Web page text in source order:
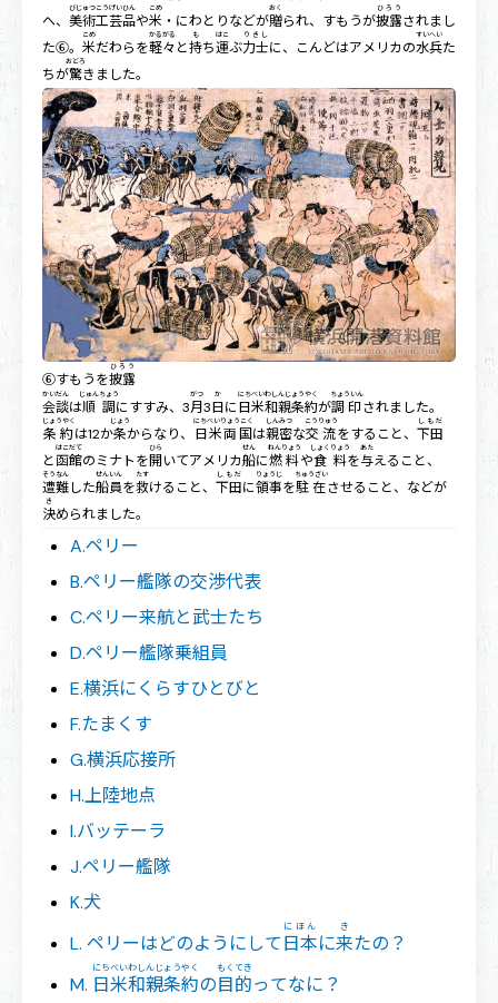
へ、 美術工芸品
びじゅつこうげいひん
や米
こめ
・にわとりなどが贈
おく
られ、すもうが披露
ひろう
されまし
た⑥。 米
こめ
だわらを軽々
かるがる
と持
も
ち運
はこ
ぶ力士
りきし
に、こんどはアメリカの水兵
すいへい
た
ちが驚
おどろ
きました。
⑥すもうを披露
ひろう
会談
かいだん
は順調
じゅんちょう
にすすみ、3月
がつ
3日
か
に日米和親条約
にちべいわしんじょうやく
が調印
ちょういん
されました。
条約
じょうやく
は12か条
じょう
からなり、 日米両国
にちべいりょうこく
は親密
しんみつ
な交流
こうりゅう
をすること、 下田
しもだ
と函館
はこだて
のミナトを開
ひら
いてアメリカ船
せん
に燃料
ねんりょう
や食料
しょくりょう
を与
あた
えること、
遭難
そうなん
した船員
せんいん
を救
たす
けること、 下田
しもだ
に領事
りょうじ
を駐在
ちゅうざい
させること、などが
決
き
められました。
A.ペリー
B.ペリー艦隊の交渉代表
C.ペリー来航と武士たち
D.ペリー艦隊乗組員
E.横浜にくらすひとびと
F.たまくす
G.横浜応接所
H.上陸地点
I.バッテーラ
J.ペリー艦隊
K.犬
L. ペリーはどのようにして日本
にほん
に来
き
たの？
M. 日米
にちべい
和親条約
わしんじょうやく
の目的
もくてき
ってなに？